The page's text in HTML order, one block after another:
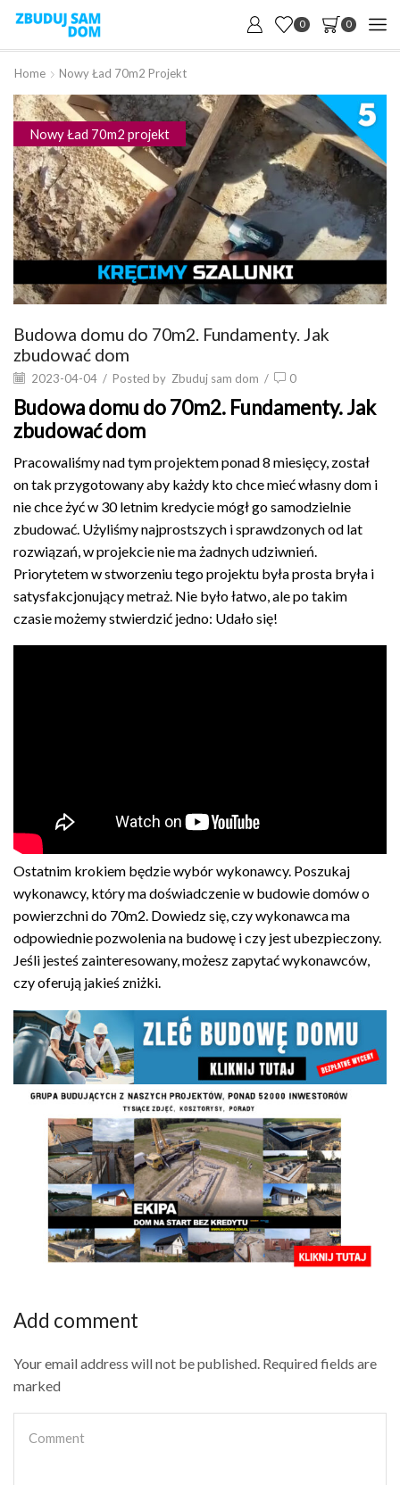
0 0
Home Nowy Ład 70m2 Projekt
Nowy Ład 70m2 projekt
Budowa domu do 70m2. Fundamenty. Jak
zbudować dom
2023-04-04 / Posted by Zbuduj sam dom / 0
Budowa domu do 70m2. Fundamenty. Jak
zbudować dom
Pracowaliśmy nad tym projektem ponad 8 miesięcy, został
on tak przygotowany aby każdy kto chce mieć własny dom i
nie chce żyć w 30 letnim kredycie mógł go samodzielnie
zbudować. Użyliśmy najprostszych i sprawdzonych od lat
rozwiązań, w projekcie nie ma żadnych udziwnień.
Priorytetem w stworzeniu tego projektu była prosta bryła i
satysfakcjonujący metraż. Nie było łatwo, ale po takim
czasie możemy stwierdzić jedno: Udało się!
Ostatnim krokiem będzie wybór wykonawcy. Poszukaj
wykonawcy, który ma doświadczenie w budowie domów o
powierzchni do 70m2. Dowiedz się, czy wykonawca ma
odpowiednie pozwolenia na budowę i czy jest ubezpieczony.
Jeśli jesteś zainteresowany, możesz zapytać wykonawców,
czy oferują jakieś zniżki.
Add comment
Your email address will not be published. Required fields are
marked